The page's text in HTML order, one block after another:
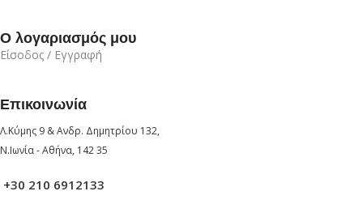
Ο λογαριασμός μου
Είσοδος / Εγγραφή
Επικοινωνία
Λ.Κύμης 9 & Ανδρ. Δημητρίου 132,
Ν.Ιωνία - Αθήνα, 142 35
+30 210 6912133